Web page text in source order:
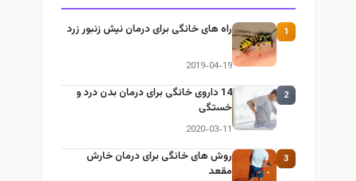
راه های خانگی برای درمان نیش زنبور زرد
2019-04-19
14 داروی خانگی برای درمان بدن درد و
خستگی
2020-03-11
روش های خانگی برای درمان خارش
مقعد